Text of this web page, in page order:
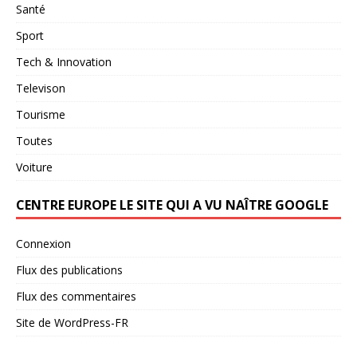
Santé
Sport
Tech & Innovation
Televison
Tourisme
Toutes
Voiture
CENTRE EUROPE LE SITE QUI A VU NAÎTRE GOOGLE
Connexion
Flux des publications
Flux des commentaires
Site de WordPress-FR